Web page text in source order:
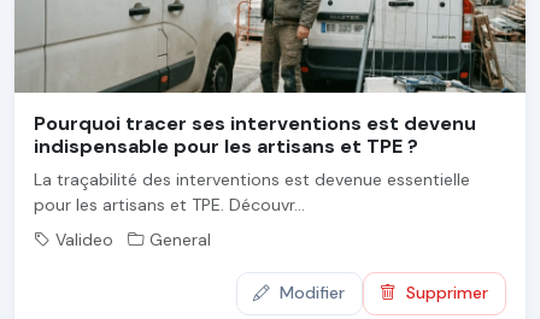
Pourquoi tracer ses interventions est devenu
indispensable pour les artisans et TPE ?
La traçabilité des interventions est devenue essentielle
pour les artisans et TPE. Découvr...
Valideo
General
Modifier Supprimer